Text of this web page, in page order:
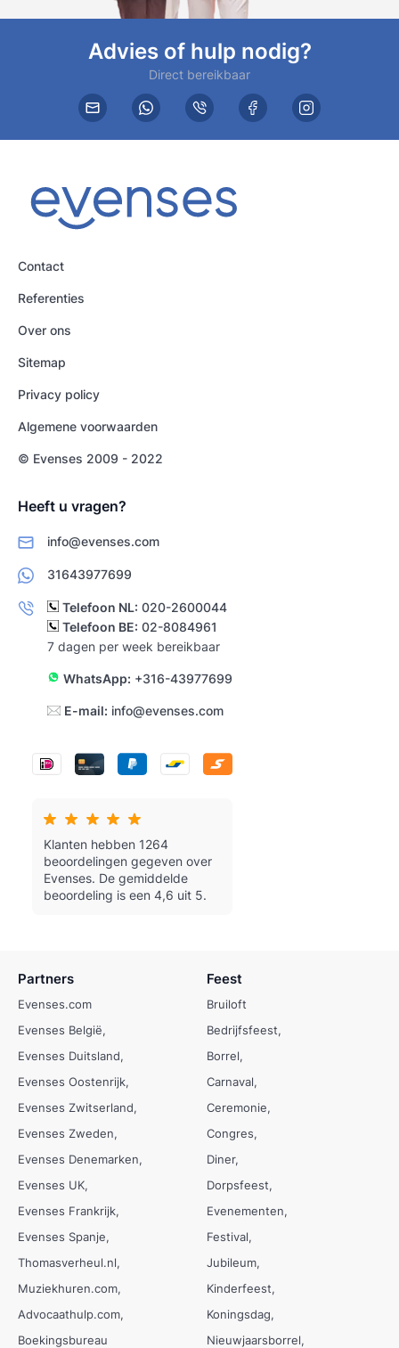
Advies of hulp nodig?
Direct bereikbaar
Contact
Referenties
Over ons
Sitemap
Privacy policy
Algemene voorwaarden
© Evenses 2009 - 2022
Heeft u vragen?
info@evenses.com
31643977699
Telefoon NL: 020-2600044
Telefoon BE: 02-8084961
7 dagen per week bereikbaar
WhatsApp: +316-43977699
E-mail: info@evenses.com
Klanten hebben 1264
beoordelingen gegeven over
Evenses. De gemiddelde
beoordeling is een 4,6 uit 5.
Partners
Evenses.com
Evenses België
Evenses Duitsland
Evenses Oostenrijk
Evenses Zwitserland
Evenses Zweden
Evenses Denemarken
Evenses UK
Evenses Frankrijk
Evenses Spanje
Thomasverheul.nl
Muziekhuren.com
Advocaathulp.com
Boekingsbureau
Feest
Bruiloft
Bedrijfsfeest
Borrel
Carnaval
Ceremonie
Congres
Diner
Dorpsfeest
Evenementen
Festival
Jubileum
Kinderfeest
Koningsdag
Nieuwjaarsborrel